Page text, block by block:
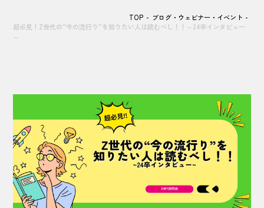
TOP
ブログ・ウェビナー・イベント
超必見！Z世代の“今の流行り”を知りたい人は読むべし！！～24卒インタビュー
～